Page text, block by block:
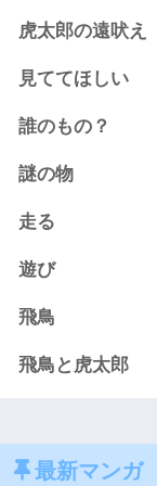
虎太郎の遠吠え
見ててほしい
誰のもの？
謎の物
走る
遊び
飛鳥
飛鳥と虎太郎
最新マンガ